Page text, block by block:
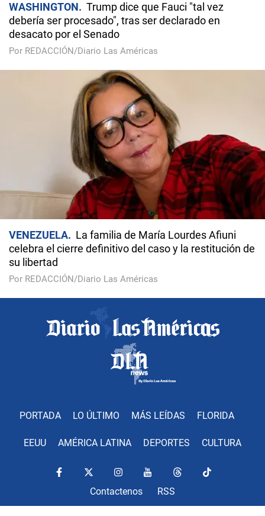
WASHINGTON
Trump dice que Fauci "tal vez
debería ser procesado", tras ser declarado en
desacato por el Senado
Por REDACCIÓN/Diario Las Américas
VENEZUELA
La familia de María Lourdes Afiuni
celebra el cierre definitivo del caso y la restitución de
su libertad
Por REDACCIÓN/Diario Las Américas
PORTADA LO ÚLTIMO MÁS LEÍDAS FLORIDA
EEUU AMÉRICA LATINA DEPORTES CULTURA
Contactenos RSS